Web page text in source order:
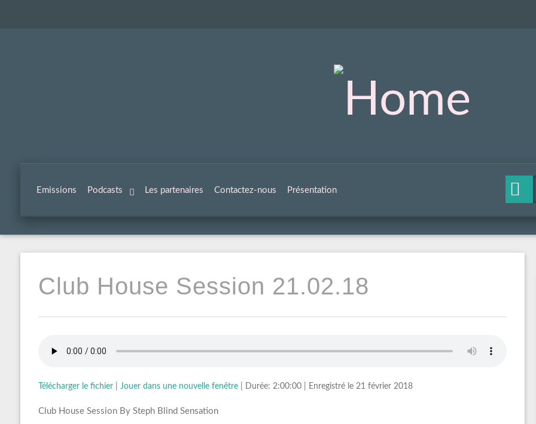
Emissions Podcasts Les partenaires Contactez-nous Présentation
Club House Session 21.02.18
Télécharger le fichier| Jouer dans une nouvelle fenêtre| Durée: 2:00:00| Enregistré le 21 février 2018
Club House Session By Steph Blind Sensation